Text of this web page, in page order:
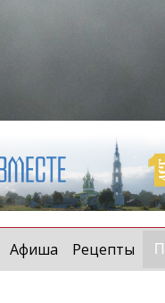
Афиша Рецепты